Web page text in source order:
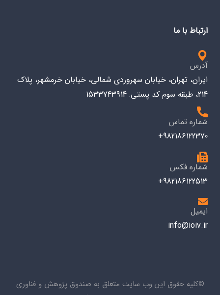
ارتباط با ما
آدرس
ایران، تهران، خیابان سهروردی شمالی، خیابان خرمشهر، پلاک
214، طبقه سوم کد پستی: 1533743914
شماره تماس
982186122370+
شماره فکس
982186122513+
ایمیل
info@ioiv.ir
©کلیه حقوق این وب سایت متعلق به صندوق پژوهش و فناوری